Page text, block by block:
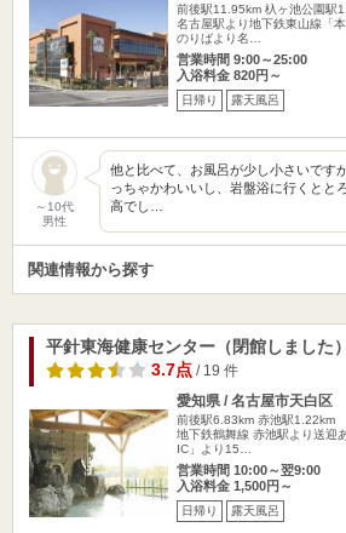
前後駅11.95km 杁ヶ池公園駅
名古屋駅より地下鉄東山線「
のりばより名…
営業時間 9:00～25:00
入浴料金 820円～
日帰り 露天風呂
～10代
男性
他と比べて、お風呂が少し小さいです
っちゃかわいいし、岩盤浴に行くとと
高でし…
関連情報から探す
平針東海健康センター（閉館しました）
3.7点/ 19 件
愛知県 / 名古屋市天白区
前後駅6.83km 赤池駅1.22km
地下鉄鶴舞線 赤池駅より送迎
IC」より15…
営業時間 10:00～翌9:00
入浴料金 1,500円～
日帰り 露天風呂